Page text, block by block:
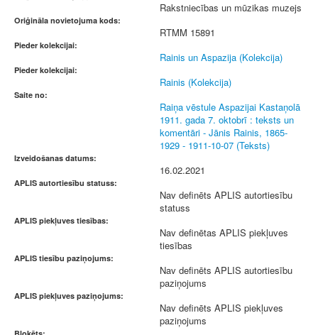
Rakstniecības un mūzikas muzejs
Oriģināla novietojuma kods:
RTMM 15891
Pieder kolekcijai:
Rainis un Aspazija (Kolekcija)
Pieder kolekcijai:
Rainis (Kolekcija)
Saite no:
Raiņa vēstule Aspazijai Kastaņolā
1911. gada 7. oktobrī : teksts un
komentāri - Jānis Rainis, 1865-
1929 - 1911-10-07 (Teksts)
Izveidošanas datums:
16.02.2021
APLIS autortiesību statuss:
Nav definēts APLIS autortiesību
statuss
APLIS piekļuves tiesības:
Nav definētas APLIS piekļuves
tiesības
APLIS tiesību paziņojums:
Nav definēts APLIS autortiesību
paziņojums
APLIS piekļuves paziņojums:
Nav definēts APLIS piekļuves
paziņojums